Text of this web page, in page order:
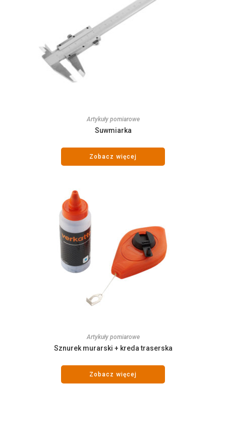
Artykuły pomiarowe
Suwmiarka
Zobacz więcej
Artykuły pomiarowe
Sznurek murarski + kreda traserska
Zobacz więcej